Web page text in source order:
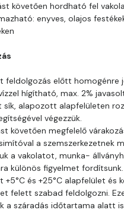
Caramel D
Citrus C
Citrus D
Citrus E
Cobalt E
Cognac E
követően hordható fel
enyves, olajos
feldolgozás előtt homogénre
hígítható, max. 2%
sík, alapozott alapfelületen
végezzük.
követően megfelelő
a szemszerkezetnek
a vakolatot, munka-
különös figyelmet fordítsunk.
+5°C és +25°C alapfelület és
felett szabad feldolgozni.
a száradás időtartama alatt